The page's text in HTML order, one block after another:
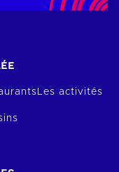
Les activités